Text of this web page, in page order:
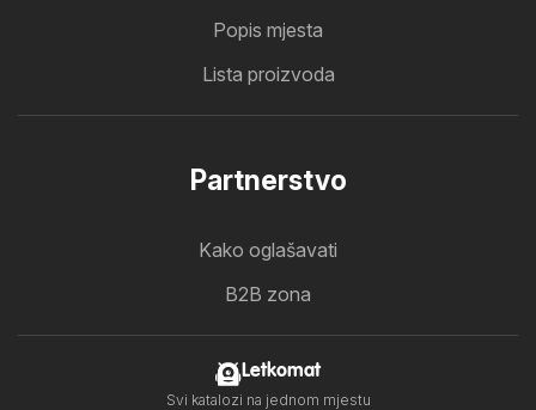
Popis mjesta
Lista proizvoda
Partnerstvo
Kako oglašavati
B2B zona
Letkomat
Svi katalozi na jednom mjestu